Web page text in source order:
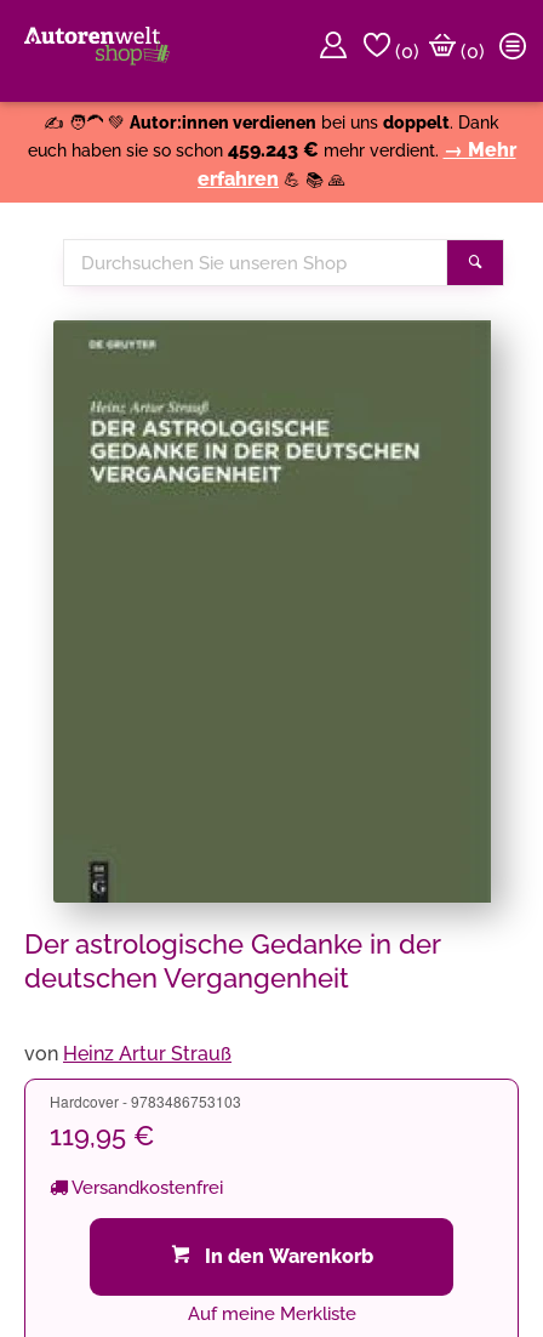
(0)
(0)
✍️ 🧑‍🦱 💚 Autor:innen verdienen bei uns doppelt. Dank
euch haben sie so schon 459.243 € mehr verdient. → Mehr
erfahren 💪 📚 🙏
Durchsuchen
Sie
Shop
Der astrologische Gedanke in der
deutschen Vergangenheit
von Heinz Artur Strauß
Hardcover - 9783486753103
119,95 €
Versandkostenfrei
In den Warenkorb
Auf meine Merkliste